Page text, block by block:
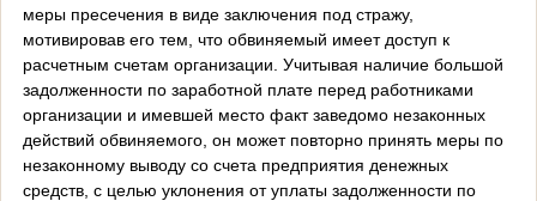
меры пресечения в виде заключения под стражу,
мотивировав его тем, что обвиняемый имеет доступ к
расчетным счетам организации. Учитывая наличие большой
задолженности по заработной плате перед работниками
организации и имевшей место факт заведомо незаконных
действий обвиняемого, он может повторно принять меры по
незаконному выводу со счета предприятия денежных
средств, с целью уклонения от уплаты задолженности по